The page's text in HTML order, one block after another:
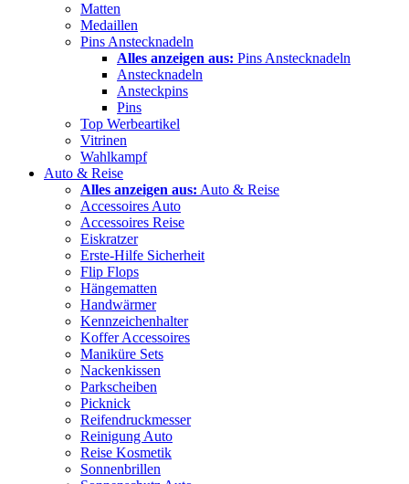
Matten
Medaillen
Pins Anstecknadeln
Alles anzeigen aus: Pins Anstecknadeln
Anstecknadeln
Ansteckpins
Pins
Top Werbeartikel
Vitrinen
Wahlkampf
Auto & Reise
Alles anzeigen aus: Auto & Reise
Accessoires Auto
Accessoires Reise
Eiskratzer
Erste-Hilfe Sicherheit
Flip Flops
Hängematten
Handwärmer
Kennzeichenhalter
Koffer Accessoires
Maniküre Sets
Nackenkissen
Parkscheiben
Picknick
Reifendruckmesser
Reinigung Auto
Reise Kosmetik
Sonnenbrillen